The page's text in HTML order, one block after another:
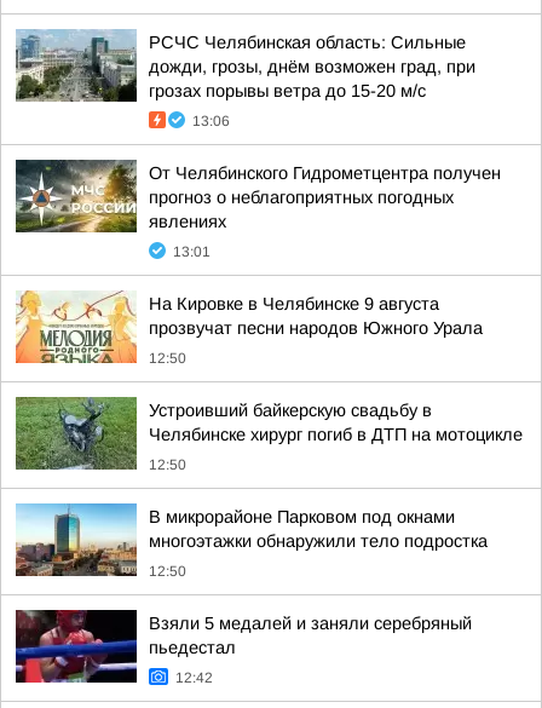
РСЧС Челябинская область: Сильные
дожди, грозы, днём возможен град, при
грозах порывы ветра до 15-20 м/с
13:06
От Челябинского Гидрометцентра получен
прогноз о неблагоприятных погодных
явлениях
13:01
На Кировке в Челябинске 9 августа
прозвучат песни народов Южного Урала
12:50
Устроивший байкерскую свадьбу в
Челябинске хирург погиб в ДТП на мотоцикле
12:50
В микрорайоне Парковом под окнами
многоэтажки обнаружили тело подростка
12:50
Взяли 5 медалей и заняли серебряный
пьедестал
12:42